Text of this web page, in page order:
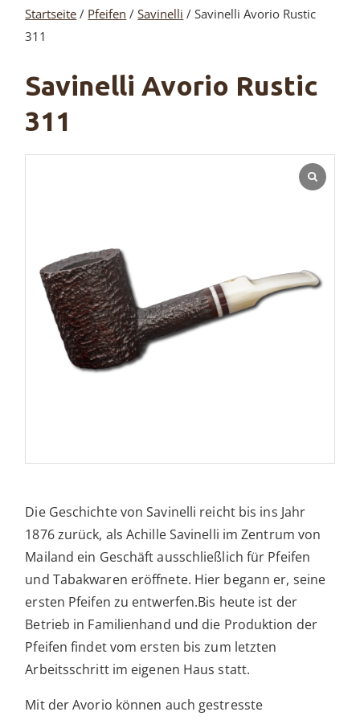
Startseite / Pfeifen /Savinelli / Savinelli Avorio Rustic
311
Savinelli Avorio Rustic
311
Die Geschichte von Savinelli reicht bis ins Jahr
1876 zurück, als Achille Savinelli im Zentrum von
Mailand ein Geschäft ausschließlich für Pfeifen
und Tabakwaren eröffnete. Hier begann er, seine
ersten Pfeifen zu entwerfen.Bis heute ist der
Betrieb in Familienhand und die Produktion der
Pfeifen findet vom ersten bis zum letzten
Arbeitsschritt im eigenen Haus statt.
Mit der Avorio können auch gestresste